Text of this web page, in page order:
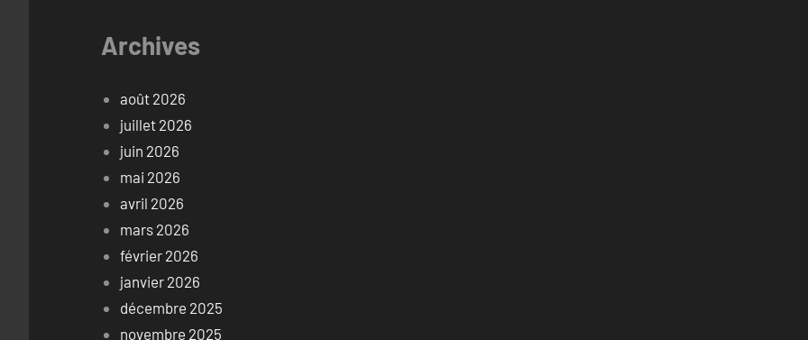
Archives
août 2026
juillet 2026
juin 2026
mai 2026
avril 2026
mars 2026
février 2026
janvier 2026
décembre 2025
novembre 2025